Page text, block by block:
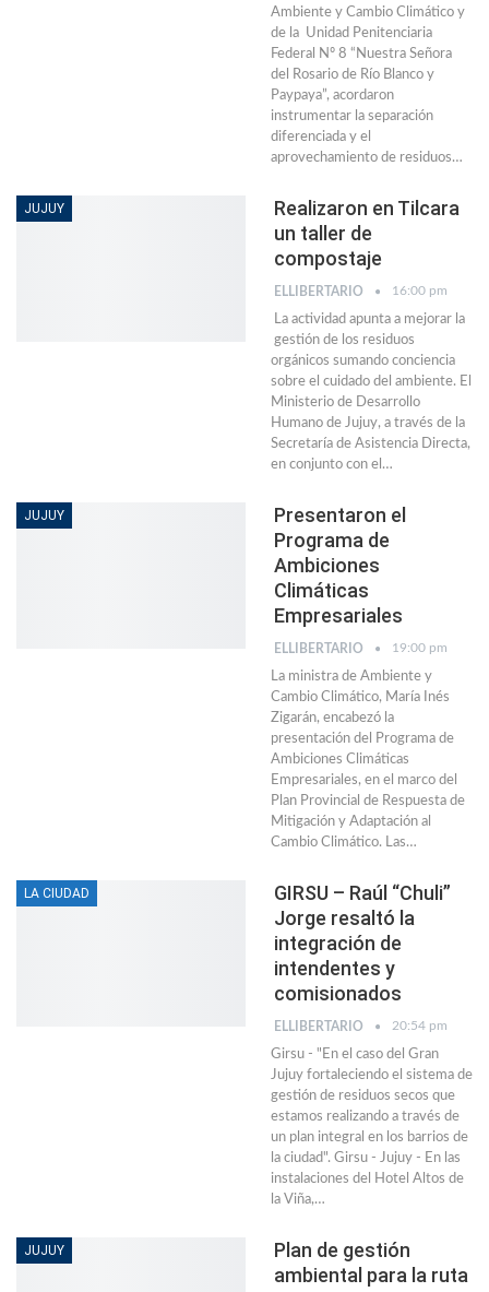
Ambiente y Cambio Climático y
de la Unidad Penitenciaria
Federal Nº 8 “Nuestra Señora
del Rosario de Río Blanco y
Paypaya”, acordaron
instrumentar la separación
diferenciada y el
aprovechamiento de residuos…
JUJUY
Realizaron en Tilcara
un taller de
compostaje
ELLIBERTARIO 16:00 pm
La actividad apunta a mejorar la
gestión de los residuos
orgánicos sumando conciencia
sobre el cuidado del ambiente. El
Ministerio de Desarrollo
Humano de Jujuy, a través de la
Secretaría de Asistencia Directa,
en conjunto con el…
JUJUY
Presentaron el
Programa de
Ambiciones
Climáticas
Empresariales
ELLIBERTARIO 19:00 pm
La ministra de Ambiente y
Cambio Climático, María Inés
Zigarán, encabezó la
presentación del Programa de
Ambiciones Climáticas
Empresariales, en el marco del
Plan Provincial de Respuesta de
Mitigación y Adaptación al
Cambio Climático. Las…
LA CIUDAD
GIRSU – Raúl “Chuli”
Jorge resaltó la
integración de
intendentes y
comisionados
ELLIBERTARIO 20:54 pm
Girsu - "En el caso del Gran
Jujuy fortaleciendo el sistema de
gestión de residuos secos que
estamos realizando a través de
un plan integral en los barrios de
la ciudad". Girsu - Jujuy - En las
instalaciones del Hotel Altos de
la Viña,…
JUJUY
Plan de gestión
ambiental para la ruta